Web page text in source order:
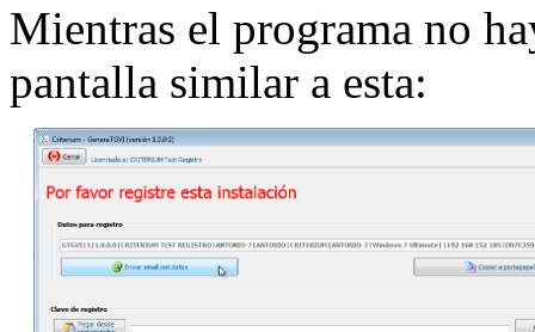
Mientras el programa no
pantalla similar a esta: